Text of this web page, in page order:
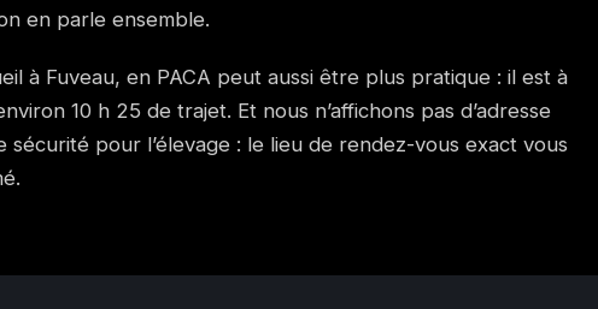
en parle ensemble.
à Fuveau, en PACA peut aussi être plus pratique : il est à
10 h 25 de trajet. Et nous n’affichons pas d’adresse
pour l’élevage : le lieu de rendez-vous exact vous